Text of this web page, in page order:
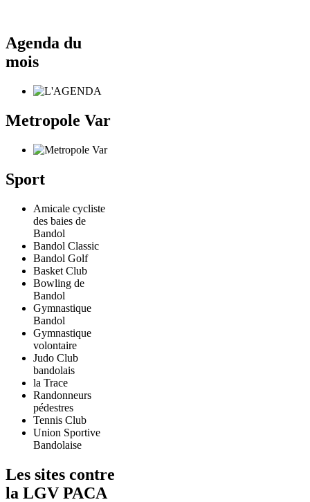
Agenda du
mois
Metropole Var
Sport
Amicale cycliste
des baies de
Bandol
Bandol Classic
Bandol Golf
Basket Club
Bowling de
Bandol
Gymnastique
Bandol
Gymnastique
volontaire
Judo Club
bandolais
la Trace
Randonneurs
pédestres
Tennis Club
Union Sportive
Bandolaise
Les sites contre
la LGV PACA